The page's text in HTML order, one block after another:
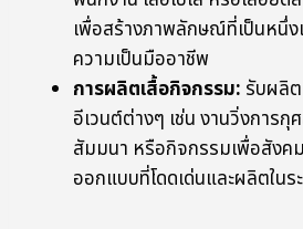
เพื่อสร้างภาพลักษณ์ที่เป็นหนึ่ง
ความเป็นมืออาชีพ
การผลิตเสื้อกิจกรรม: รับผลิต
อีเวนต์ต่างๆ เช่น งานวิ่งการกุ
สัมมนา หรือกิจกรรมเพื่อสังค
ออกแบบที่โดดเด่นและผลิตในร